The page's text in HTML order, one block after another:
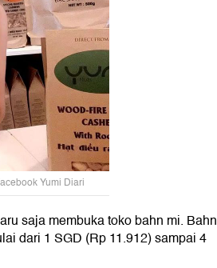
Yumi Diari
saja membuka toko bahn mi. Bahn
dari 1 SGD (Rp 11.912) sampai 4